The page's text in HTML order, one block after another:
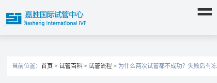
当前位置： 首页 > 试管百科 > 试管流程 > 为什么两次试管都不成功？失败后有